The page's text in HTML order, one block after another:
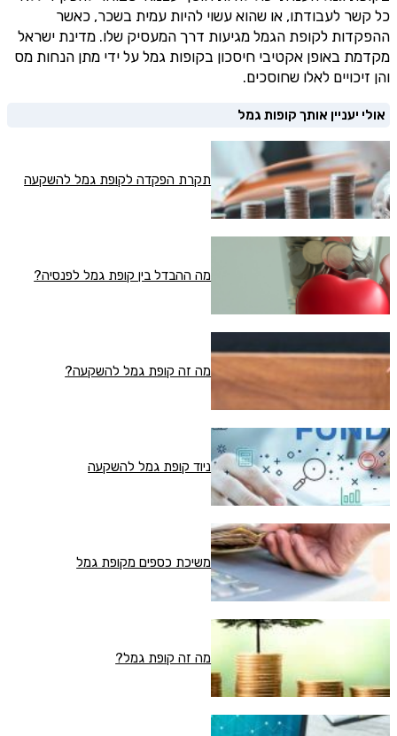
כל קשר לעבודתו, או שהוא עשוי להיות עמית בשכר, כאשר
ההפקדות לקופת הגמל מגיעות דרך המעסיק שלו. מדינת ישראל
מקדמת באופן אקטיבי חיסכון בקופות גמל על ידי מתן הנחות מס
והן זיכויים לאלו שחוסכים.
אולי יעניין אותך קופות גמל
תקרת הפקדה לקופת גמל להשקעה
מה ההבדל בין קופת גמל לפנסיה?
מה זה קופת גמל להשקעה?
ניוד קופת גמל להשקעה
משיכת כספים מקופת גמל
מה זה קופת גמל?